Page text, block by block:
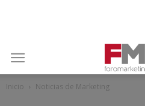
Inicio Noticias de Marketing